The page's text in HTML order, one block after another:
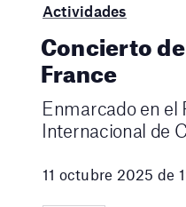
Actividades
Concierto
France
Enmarcado en el
Internacional de
11 octubre 2025 de